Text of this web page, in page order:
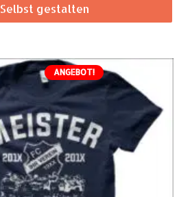
Selbst gestalten
ANGEBOT!